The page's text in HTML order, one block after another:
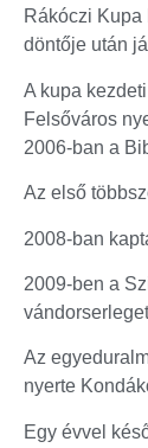
Rákóczi Kupa
döntője után
A kupa
Felsőváros
2006-ban a
Az első
2008-ban
2009-ben a
Az
nyerte
Egy évvel